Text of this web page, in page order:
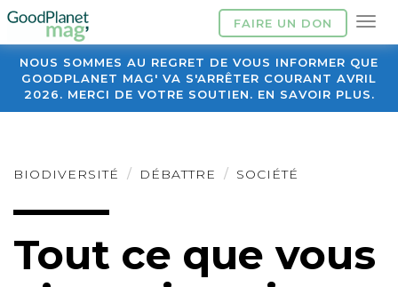
FAIRE UN DON
NOUS SOMMES AU REGRET DE VOUS INFORMER QUE
GOODPLANET MAG' VA S'ARRÊTER COURANT AVRIL
2026. MERCI DE VOTRE SOUTIEN. EN SAVOIR PLUS.
BIODIVERSITÉ DÉBATTRE SOCIÉTÉ
Tout ce que vous